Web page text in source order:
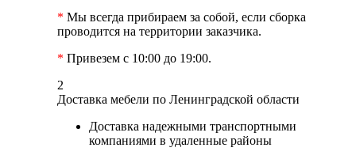
* Мы всегда прибираем за собой, если сборка
проводится на территории заказчика.
* Привезем с 10:00 до 19:00.
2
Доставка мебели по Ленинградской области
Доставка надежными транспортными
компаниями в удаленные районы